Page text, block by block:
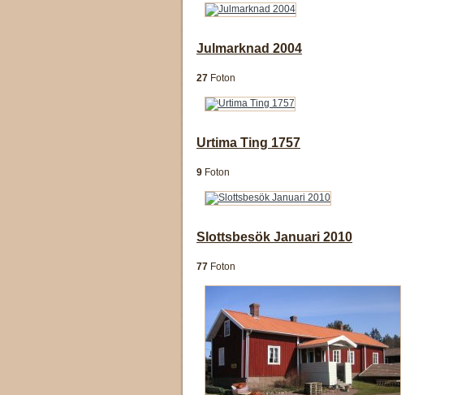
Julmarknad 2004
27 Foton
Urtima Ting 1757
9 Foton
Slottsbesök Januari 2010
77 Foton